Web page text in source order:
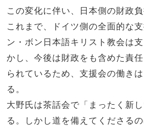
この変化に伴い、日本側の財政
これまで、ドイツ側の全面的な
ン・ボン日本語キリスト教会は
かし、今後は財政をも含めた責
られているため、支援会の働き
る。
大野氏は茶話会で「まったく新
る。しかし道を備えてくださる